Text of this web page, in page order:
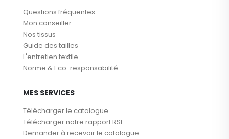
Questions fréquentes
Mon conseiller
Nos tissus
Guide des tailles
L'entretien textile
Norme & Eco-responsabilité
MES SERVICES
Télécharger le catalogue
Télécharger notre rapport RSE
Demander à recevoir le catalogue